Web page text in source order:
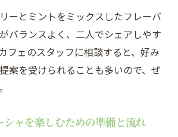
ーとミントをミックスしたフレーバ
バランスよく、二人でシェアしやす
フェのスタッフに相談すると、好み
案を受けられることも多いので、ぜ
ャを楽しむための準備と流れ